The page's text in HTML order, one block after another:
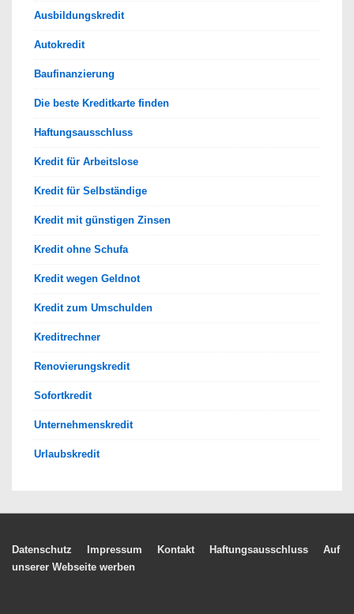
Ausbildungskredit
Autokredit
Baufinanzierung
Die beste Kreditkarte finden
Haftungsausschluss
Kredit für Arbeitslose
Kredit für Selbständige
Kredit mit günstigen Zinsen
Kredit ohne Schufa
Kredit wegen Geldnot
Kredit zum Umschulden
Kreditrechner
Renovierungskredit
Sofortkredit
Unternehmenskredit
Urlaubskredit
Footer-
Datenschutz Impressum Kontakt Haftungsausschluss
Auf
unserer Webseite werben